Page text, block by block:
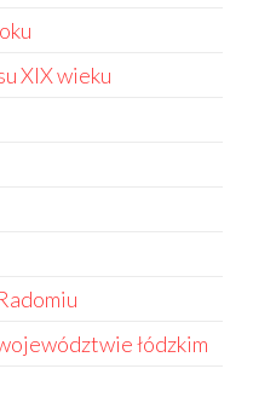
XIX wieku
łódzkim